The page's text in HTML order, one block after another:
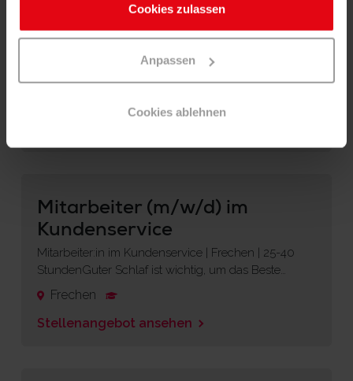
Cookies, wenn Sie unsere Webseite weiterhin nutzen.
Cookies zulassen
Anpassen
Cookies ablehnen
Kundenservice
Werkstudent:in im Kundenservice | Frechen | 20
Stunden/WocheGuter Schlaf ist wichtig, um das
Mitarbeiter (m/w/d) im
Kundenservice
Mitarbeiter:in im Kundenservice | Frechen | 25-40
StundenGuter Schlaf ist wichtig, um das Beste…
Frechen
Stellenangebot ansehen